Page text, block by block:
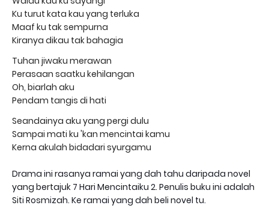
Ku turut kata kau yang terluka
Maaf ku tak sempurna
Kiranya dikau tak bahagia
Tuhan jiwaku merawan
Perasaan saatku kehilangan
Oh, biarlah aku
Pendam tangis di hati
Seandainya aku yang pergi dulu
Sampai mati ku 'kan mencintai kamu
Kerna akulah bidadari syurgamu
Drama ini rasanya ramai yang dah tahu daripada novel
yang bertajuk 7 Hari Mencintaiku 2. Penulis buku ini adalah
Siti Rosmizah. Ke ramai yang dah beli novel tu.